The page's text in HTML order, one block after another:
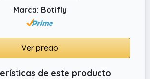
Marca: Botifly
Ver precio
de este producto